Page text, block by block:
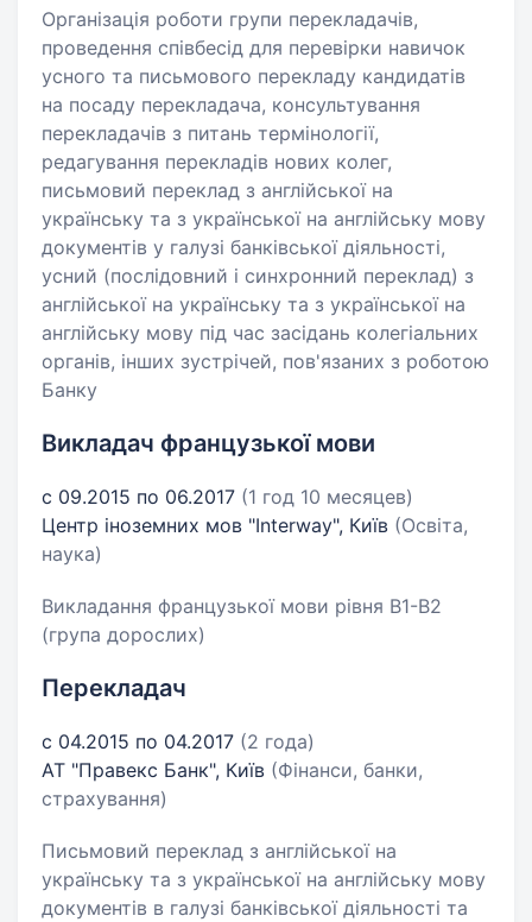
Організація роботи групи перекладачів,
проведення співбесід для перевірки навичок
усного та письмового перекладу кандидатів
на посаду перекладача, консультування
перекладачів з питань термінології,
редагування перекладів нових колег,
письмовий переклад з англійської на
українську та з української на англійську мову
документів у галузі банківської діяльності,
усний (послідовний і синхронний переклад) з
англійської на українську та з української на
англійську мову під час засідань колегіальних
органів, інших зустрічей, пов'язаних з роботою
Банку
Викладач французької мови
с 09.2015 по 06.2017 (1 год 10 месяцев)
Центр іноземних мов "Interway", Київ (Освіта,
наука)
Викладання французької мови рівня В1-В2
(група дорослих)
Перекладач
с 04.2015 по 04.2017 (2 года)
АТ "Правекс Банк", Київ (Фінанси, банки,
страхування)
Письмовий переклад з англійської на
українську та з української на англійську мову
документів в галузі банківської діяльності та